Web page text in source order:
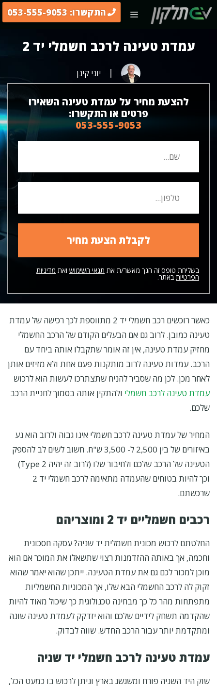
לדלג
לתוכן
תפריט התקשרו: 053-555-9053
עמדת טעינה לרכב חשמלי יד 2
יוני קינן
להצעת מחיר על עמדת טעינה השאירו
פרטים או התקשרו:
053-555-9053
בשליחת טופס זה הנך מאשר/ת את תנאי השימוש ואת מדיניות
הפרטיות באתר.
כאשר רוכשים רכב חשמלי יד 2 מתווספת לכך רכישה של עמדת
טעינה כמובן. לרוב גם אם הבעלים הקודם של הרכב החשמלי
מחזיק עמדת טעינה, אין זה אומר שתקבלו אותה ביחד עם
הרכב. עמדות טעינה לרוב מותקנות פעם אחת ולא מזיזים אותן
לאחר מכן. לכן מה שסביר להניח שתצתרכו לעשות הוא לרכוש
עמדת טעינה לרכב חשמלי ולהתקין אותה בסמוך לחניית הרכב
שלכם.
המחיר של עמדת טעינה לרכב חשמלי אינו גבוה ולרוב הוא נע
באיזורים של בין 2,500 ל- 3,500 ש"ח. חשוב לשים לב להספק
הטעינה של הרכב שלכם ולחיבור שלו (לרוב זה יהיה Type 2)
וכך להיות בטוחים שהעמדה מתאימה לרכב חשמלי יד 2
שרכשתם.
רכבים חשמליים יד 2 ומוצריהם
החלטתם לרכוש מכונית חשמלית יד שניה? עסקה חסכונית
וחכמה, אך באותה ההזדמנות רצוי שתשאלו את המוכר אם הוא
מוכן למכור לכם גם את עמדת הטעינה. ייתכן שהוא יאמר שהוא
זקוק לה לרכב החשמלי הבא שלו, אך המכוניות החשמליות
מתפתחות מהר כל כך מבחינה טכנולוגית כך שיכול מאוד להיות
שהקדמה תשחק לידיים שלכם והוא יזדקק לעמדת טעינה שונה
ומתקדמת יותר עבור הרכב החדש. שווה לבדוק.
עמדת טעינה לרכב חשמלי יד שניה
שוק היד השניה פורח ומשגשג בארץ וניתן לרכוש בו כמעט הכל,